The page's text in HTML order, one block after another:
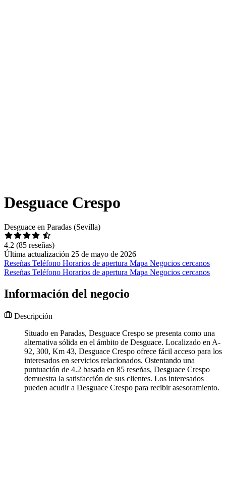
Desguace Crespo
Desguace en Paradas (Sevilla)
4.2 (85 reseñas)
Última actualización 25 de mayo de 2026
Reseñas Teléfono Horarios de apertura Mapa Negocios cercanos
Reseñas Teléfono Horarios de apertura Mapa Negocios cercanos
Información del negocio
Descripción
Situado en Paradas, Desguace Crespo se presenta como una
alternativa sólida en el ámbito de Desguace. Localizado en A-
92, 300, Km 43, Desguace Crespo ofrece fácil acceso para los
interesados en servicios relacionados. Ostentando una
puntuación de 4.2 basada en 85 reseñas, Desguace Crespo
demuestra la satisfacción de sus clientes. Los interesados
pueden acudir a Desguace Crespo para recibir asesoramiento.